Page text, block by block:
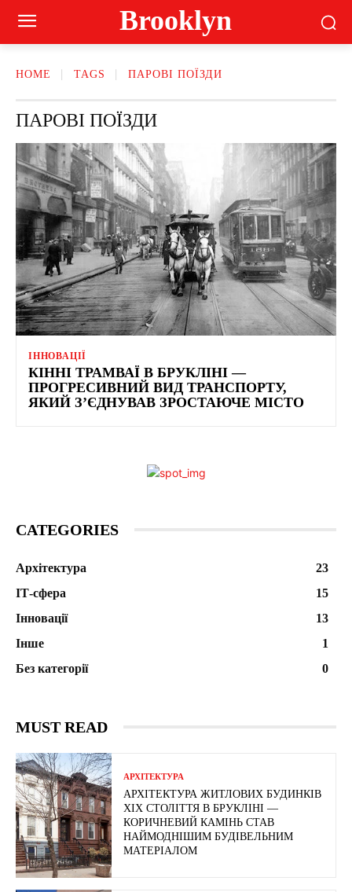
Brooklyn
HOME TAGS ПАРОВІ ПОЇЗДИ
ПАРОВІ ПОЇЗДИ
ІННОВАЦІЇ
КІННІ ТРАМВАЇ В БРУКЛІНІ —
ПРОГРЕСИВНИЙ ВИД ТРАНСПОРТУ,
ЯКИЙ З’ЄДНУВАВ ЗРОСТАЮЧЕ МІСТО
CATEGORIES
Архітектура
23
ІТ-сфера
15
Інновації
13
Інше
1
Без категорії
0
MUST READ
АРХІТЕКТУРА
АРХІТЕКТУРА ЖИТЛОВИХ БУДИНКІВ
ХІХ СТОЛІТТЯ В БРУКЛІНІ —
КОРИЧНЕВИЙ КАМІНЬ СТАВ
НАЙМОДНІШИМ БУДІВЕЛЬНИМ
МАТЕРІАЛОМ